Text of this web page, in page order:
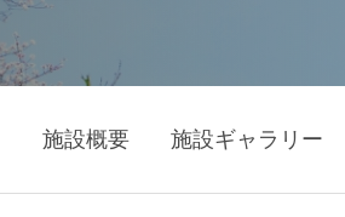
施設概要 施設ギャラリー